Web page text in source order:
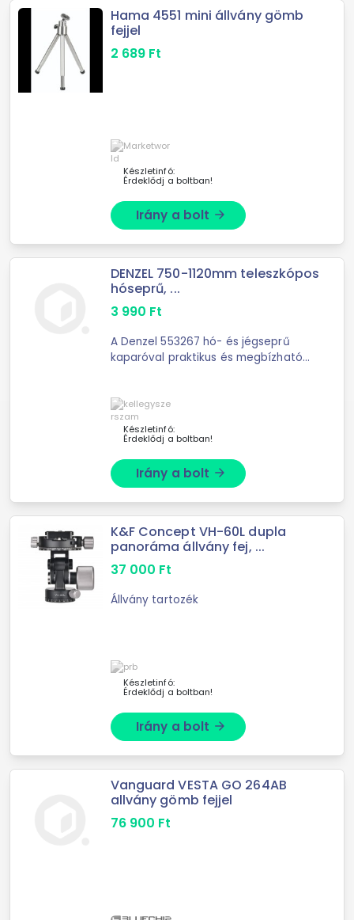
Hama 4551 mini állvány gömb
fejjel
2 689 Ft
Készletinfó:
Érdeklődj a boltban!
Irány a bolt arrow_forward
DENZEL 750-1120mm teleszkópos
hóseprű, ...
3 990 Ft
A Denzel 553267 hó- és jégseprű
kaparóval praktikus és megbízható
kíméletes eltávolításához. A
Készletinfó:
Érdeklődj a boltban!
Irány a bolt arrow_forward
K&F Concept VH-60L dupla
panoráma állvány fej, ...
37 000 Ft
Állvány tartozék
Készletinfó:
Érdeklődj a boltban!
Irány a bolt arrow_forward
Vanguard VESTA GO 264AB
allvány gömb fejjel
76 900 Ft